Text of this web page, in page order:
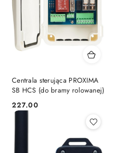
Centrala sterująca PROXIMA
SB HCS (do bramy rolowanej)
Cena:
227.00